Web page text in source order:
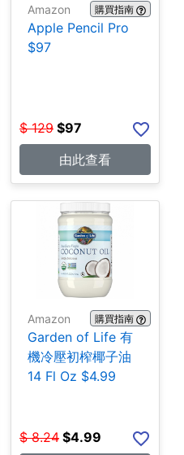
Amazon 購買指南
Apple Pencil Pro
$97
$ 129 $97
由此查看
Amazon 購買指南
Garden of Life 有
機冷壓初榨椰子油
14 Fl Oz $4.99
$ 8.24 $4.99